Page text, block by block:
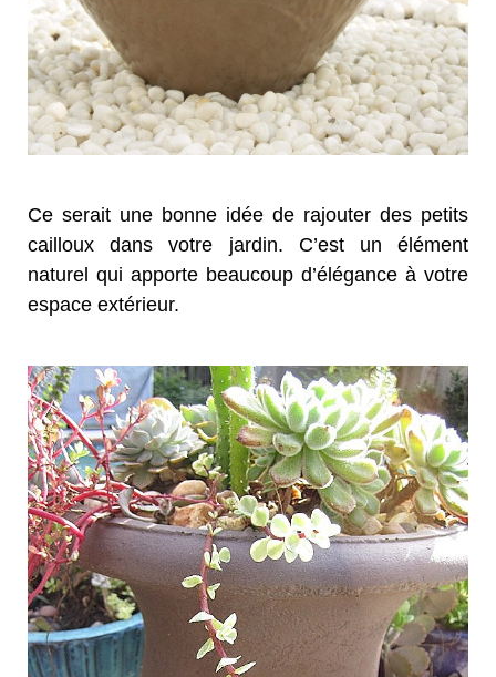
Ce serait une bonne idée de rajouter des petits
cailloux dans votre jardin. C’est un élément
naturel qui apporte beaucoup d’élégance à votre
espace extérieur.